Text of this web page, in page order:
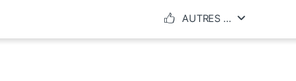
AUTRES …